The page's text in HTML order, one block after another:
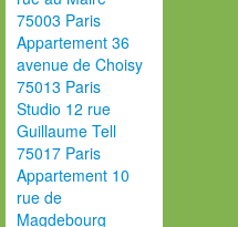
75003 Paris
Appartement 36
avenue de Choisy
75013 Paris
Studio 12 rue
Guillaume Tell
75017 Paris
Appartement 10
rue de
Magdebourg